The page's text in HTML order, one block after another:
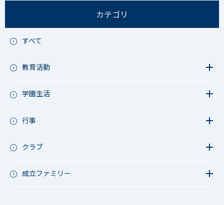
カテゴリ
すべて
教育活動
教育活動（高校）
アース・プロジェクト
学園生活
今日の1枚～ｸﾗｽ&ｸﾗﾌﾞ編～
行事
成立祭（文化祭）
クラブ
軟式野球
成立ファミリー